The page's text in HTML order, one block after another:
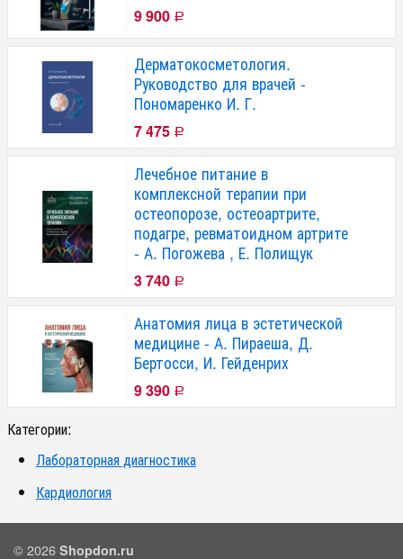
9 900 Р
Дерматокосметология.
Руководство для врачей -
Пономаренко И. Г.
7 475 Р
Лечебное питание в
комплексной терапии при
остеопорозе, остеоартрите,
подагре, ревматоидном артрите
- А. Погожева , Е. Полищук
3 740 Р
Анатомия лица в эстетической
медицине - А. Пираеша, Д.
Бертосси, И. Гейденрих
9 390 Р
Категории:
Лабораторная диагностика
Кардиология
© 2026 Shopdon.ru